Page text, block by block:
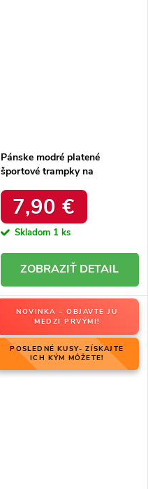
Pánske modré platené
športové trampky na
NB66P
7,90 €
Skladom 1 ks
DETAIL
NOVINKA – OBJAVTE JU
MEDZI PRVÝMI!
POSLEDNÉ KUSY- ZÍSKAJTE
ICH KÝM MÔŽETE!